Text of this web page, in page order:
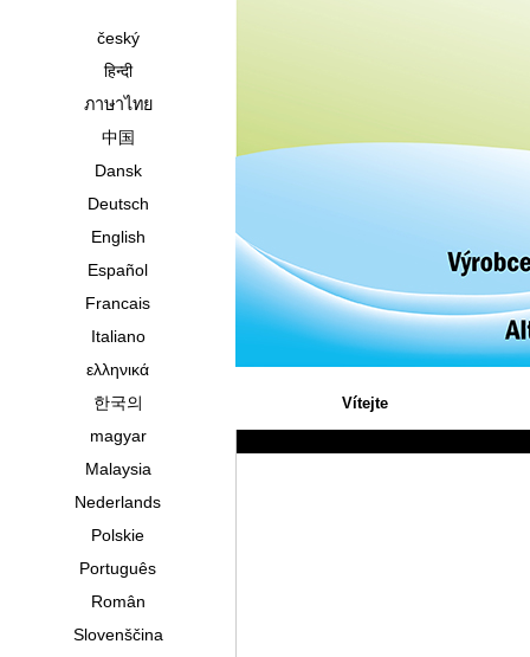
český
हिन्दी
ภาษาไทย
中国
Dansk
Deutsch
English
Español
Francais
Italiano
ελληνικά
한국의
magyar
Malaysia
Nederlands
Polskie
Português
Român
Slovenščina
Vítejte